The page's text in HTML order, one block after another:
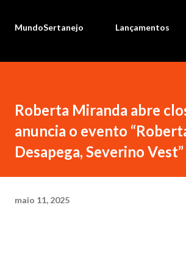
MundoSertanejo Lançamentos
Roberta Miranda abre
anuncia o evento
Desapega, Severino Vest”
maio 11, 2025